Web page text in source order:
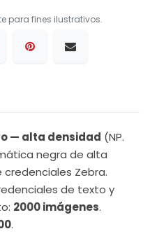
para fines ilustrativos.
— alta densidad (NP.
negra de alta
Zebra.
de texto y
2000 imágenes.
.